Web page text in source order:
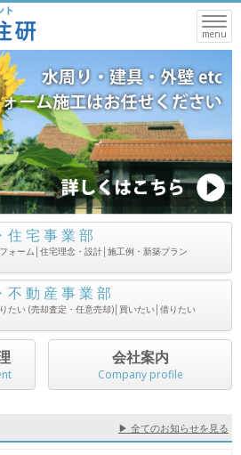
Toggle
menu
住 宅 事 業 部
ォーム│住宅理念・設計│施工例・新築プラン
不 動 産 事 業 部
たい (売却査定・任意売却)│買いたい│借りたい
会社案内
Company profile
▶ 全てのお知らせを見る